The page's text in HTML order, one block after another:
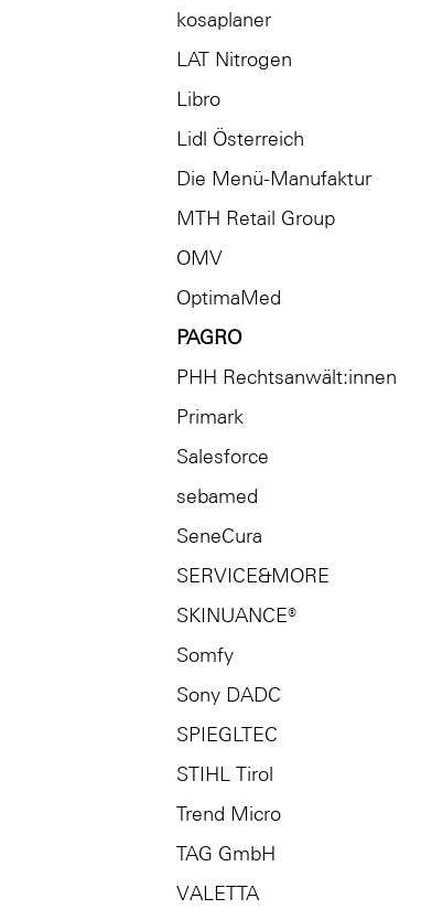
kosaplaner
LAT Nitrogen
Libro
Lidl Österreich
Die Menü-Manufaktur
MTH Retail Group
OMV
OptimaMed
PAGRO
PHH Rechtsanwält:innen
Primark
Salesforce
sebamed
SeneCura
SERVICE&MORE
SKINUANCE®
Somfy
Sony DADC
SPIEGLTEC
STIHL Tirol
Trend Micro
TAG GmbH
VALETTA